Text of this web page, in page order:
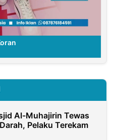
Al-Muhajirin Tewas
Pelaku Terekam